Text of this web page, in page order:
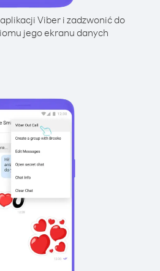
Viber i zadzwonić do
jego ekranu danych